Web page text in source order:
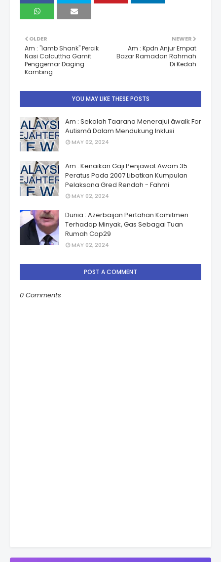
NEWER
Am : Kpdn Anjur Empat
Bazar Ramadan Rahmah
Di Kedah
OLDER
Am : "lamb Shank" Percik
Nasi Calcuttha Gamit
Penggemar Daging
Kambing
YOU MAY LIKE THESE POSTS
Am : Sekolah Taarana Menerajui âwalk For
Autismâ Dalam Mendukung Inklusi
MAY 02, 2024
Am : Kenaikan Gaji Penjawat Awam 35
Peratus Pada 2007 Libatkan Kumpulan
Pelaksana Gred Rendah - Fahmi
MAY 02, 2024
Dunia : Azerbaijan Pertahan Komitmen
Terhadap Minyak, Gas Sebagai Tuan
Rumah Cop29
MAY 02, 2024
POST A COMMENT
0 Comments